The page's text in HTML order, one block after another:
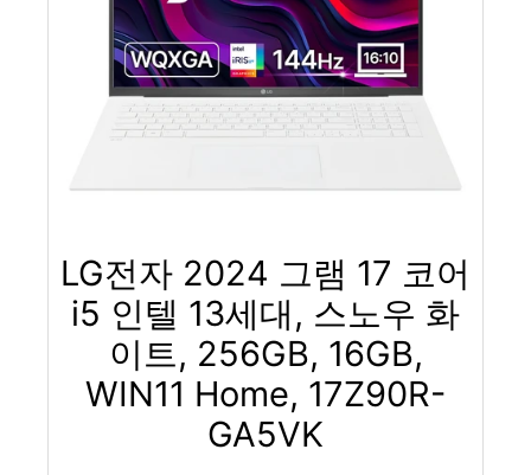
LG전자 2024 그램 17 코어
i5 인텔 13세대, 스노우 화
이트, 256GB, 16GB,
WIN11 Home, 17Z90R-
GA5VK